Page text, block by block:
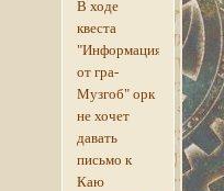
В ходе
квеста
"Информация
от гра-
Музгоб" орк
не хочет
давать
письмо к
Каю